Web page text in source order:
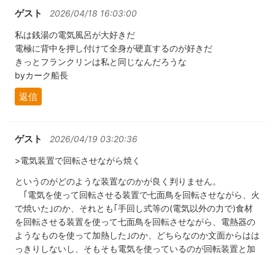
ゲスト 2026/04/18 16:03:00
私は銭湯の電気風呂が大好きだ
電極に背中を押し付けて全身が硬直するのが好きだ
きっとフランクリンは私と同じなんだろうな
byカーク船長
返信
ゲスト 2026/04/19 03:20:36
>電気装置で回転させながら焼く
というのがどのような装置なのかが良く判りません。
｢電気を使って回転させる装置で七面鳥を回転させながら、火
で焼いた｣のか、それとも｢手回し式等の(電気以外の力で)食材
を回転させる装置を使って七面鳥を回転させながら、電熱器の
ようなものを使って加熱した｣のか、どちらなのか文面からはは
っきりしないし、そもそも電気を使っているのが回転装置と加